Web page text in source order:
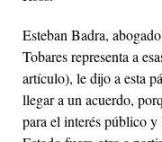
Esteban Badra,
Tobares representa a
artículo), le dijo a esta
llegar a un acuerdo,
para el interés público